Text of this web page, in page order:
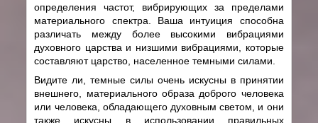
определения частот, вибрирующих за пределами
материального спектра. Ваша интуиция способна
различать между более высокими вибрациями
духовного царства и низшими вибрациями, которые
составляют царство, населенное темными силами.
Видите ли, темные силы очень искусны в принятии
внешнего, материального образа доброго человека
или человека, обладающего духовным светом, и они
также искусны в использовании правильных